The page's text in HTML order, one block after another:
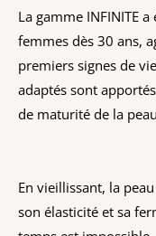
La gamme INFINITE
femmes dès 30 ans,
premiers signes de
adaptés sont
de maturité de la
En vieillissant, la
son élasticité et sa